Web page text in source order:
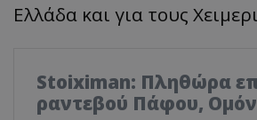
Ελλάδα και για τους
Stoiximan: Πληθώρα
ραντεβού Πάφου,